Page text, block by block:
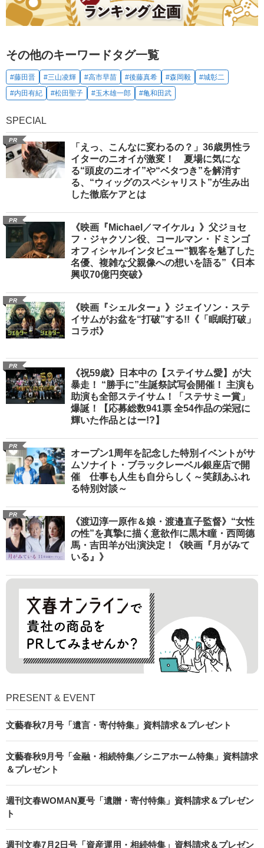
その他のキーワードタグ一覧
#藤田晋 #三山凌輝 #高市早苗 #後藤真希 #森岡毅
#城彰二
#内田有紀
#松田聖子 #玉木雄一郎 #亀和田武
SPECIAL
PR
「えっ、こんなに変わるの？」36歳男性ラ
イターのニオイが激変！ 夏場に気にな
る“頭皮のニオイ”や“ベタつき”を解消す
る、“ウィッグのスペシャリスト”が生み出
した徹底ケアとは
PR
《映画『Michael／マイケル』》父ジョセ
フ・ジャクソン役、コールマン・ドミンゴ
オフィシャルインタビュー“観客を魅了した
名優、複雑な父親像への想いを語る”《日本
興収70億円突破》
PR
《映画『シェルター』》ジェイソン・ステ
イサムがお盆を“打破”する!!《「眠眠打破」
コラボ》
PR
《祝59歳》日本中の【ステイサム愛】が大
暴走！ “勝手に”生誕祭試写会開催！ 主演も
助演も全部ステイサム！「ステサミー賞」
爆誕！【応募総数941票 全54作品の栄冠に
輝いた作品とはー!?】
PR
オープン1周年を記念した特別イベントがサ
ムソナイト・ブラックレーベル銀座店で開
催 仕事も人生も自分らしく～笑顔あふれ
る特別対談～
PR
《渡辺淳一原作＆娘・渡邉直子監督》“女性
の性”を真摯に描く意欲作に黒木瞳・西岡德
馬・吉田羊が出演決定！《映画『月がみて
いる』》
PRESENT & EVENT
文藝春秋7月号「遺言・寄付特集」資料請求＆プレゼント
文藝春秋9月号「金融・相続特集／シニアホーム特集」資料請求
＆プレゼント
週刊文春WOMAN夏号「遺贈・寄付特集」資料請求＆プレゼン
ト
週刊文春7月2日号「資産運用・相続特集」資料請求＆プレゼン